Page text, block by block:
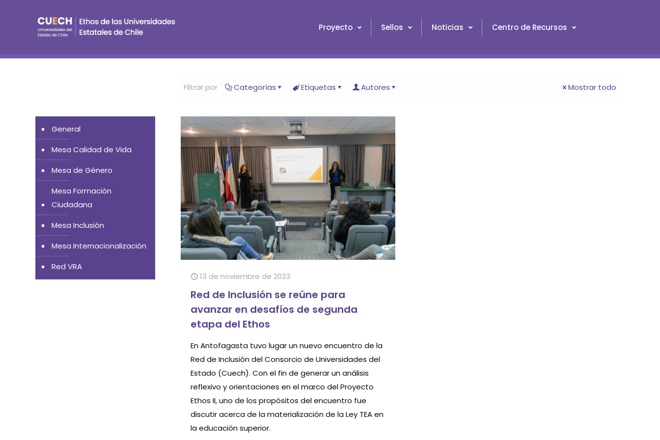
Proyecto Sellos Noticias Centro de Recursos
Filtrar por Categorías Etiquetas Autores Mostrar todo
13 de noviembre de 2023
Red de Inclusión se reúne para
avanzar en desafíos de segunda
etapa del Ethos
En Antofagasta tuvo lugar un nuevo encuentro de la
Red de Inclusión del Consorcio de Universidades del
Estado (Cuech). Con el fin de generar un análisis
reflexivo y orientaciones en el marco del Proyecto
Ethos II, uno de los propósitos del encuentro fue
discutir acerca de la materialización de la Ley TEA en
la educación superior.
General
Mesa Calidad de Vida
Mesa de Género
Mesa Formación
Ciudadana
Mesa Inclusión
Mesa Internacionalización
Red VRA